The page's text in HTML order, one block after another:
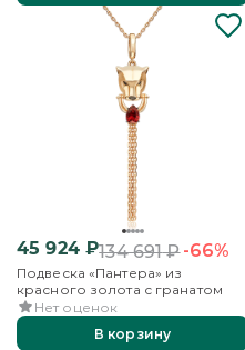
45 924₽134 691₽-66%
Подвеска «Пантера» из
красного золота с гранатом
Нет оценок
В корзину